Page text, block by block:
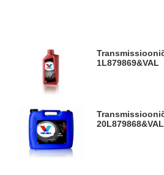
Transmissiooniõli TDL 75W90
1L879869&VAL
Transmissiooniõli TDL 75W90
20L879868&VAL